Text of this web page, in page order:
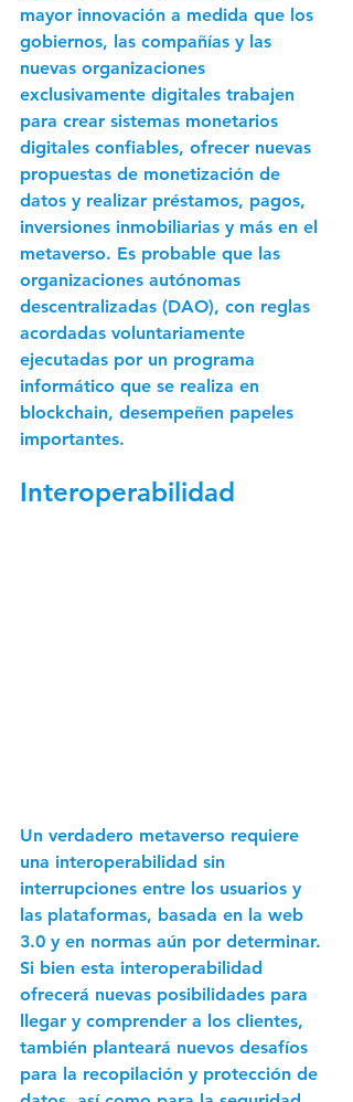
mayor innovación a medida que los
gobiernos, las compañías y las
nuevas organizaciones
exclusivamente digitales trabajen
para crear sistemas monetarios
digitales confiables, ofrecer nuevas
propuestas de monetización de
datos y realizar préstamos, pagos,
inversiones inmobiliarias y más en el
metaverso. Es probable que las
organizaciones autónomas
descentralizadas (DAO), con reglas
acordadas voluntariamente
ejecutadas por un programa
informático que se realiza en
blockchain, desempeñen papeles
importantes.
Interoperabilidad
Un verdadero metaverso requiere
una interoperabilidad sin
interrupciones entre los usuarios y
las plataformas, basada en la web
3.0 y en normas aún por determinar.
Si bien esta interoperabilidad
ofrecerá nuevas posibilidades para
llegar y comprender a los clientes,
también planteará nuevos desafíos
para la recopilación y protección de